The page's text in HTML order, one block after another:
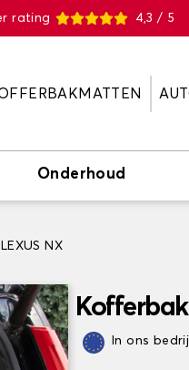
4,3 / 5
Onderhoud
NX
In ons